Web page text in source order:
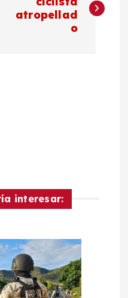
atropellad
o
interesar: